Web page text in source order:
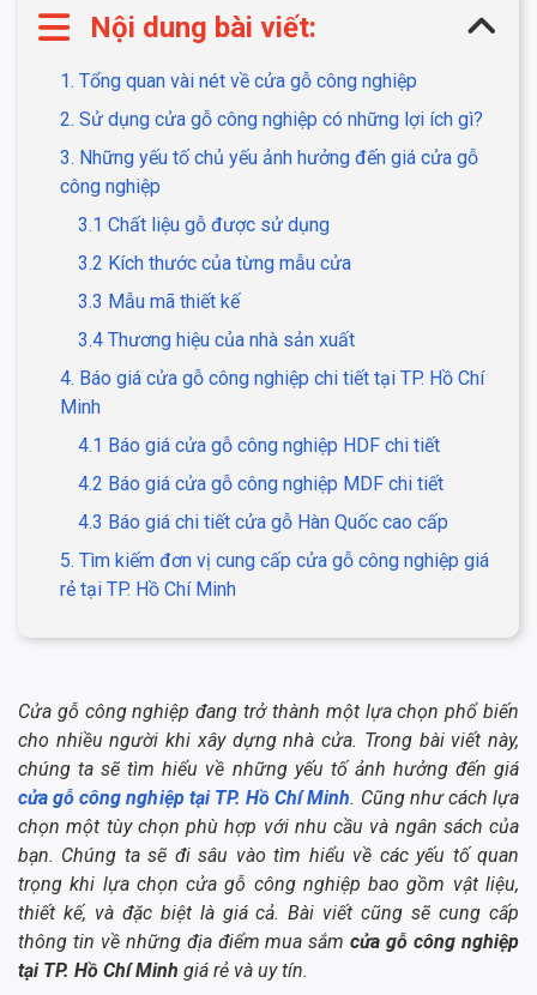
Nội dung bài viết:
1. Tổng quan vài nét về cửa gỗ công nghiệp
2. Sử dụng cửa gỗ công nghiệp có những lợi ích gì?
3. Những yếu tố chủ yếu ảnh hưởng đến giá cửa gỗ
công nghiệp
3.1 Chất liệu gỗ được sử dụng
3.2 Kích thước của từng mẫu cửa
3.3 Mẫu mã thiết kế
3.4 Thương hiệu của nhà sản xuất
4. Báo giá cửa gỗ công nghiệp chi tiết tại TP. Hồ Chí
Minh
4.1 Báo giá cửa gỗ công nghiệp HDF chi tiết
4.2 Báo giá cửa gỗ công nghiệp MDF chi tiết
4.3 Báo giá chi tiết cửa gỗ Hàn Quốc cao cấp
5. Tìm kiếm đơn vị cung cấp cửa gỗ công nghiệp giá
rẻ tại TP. Hồ Chí Minh
Cửa gỗ công nghiệp đang trở thành một lựa chọn phổ biến
cho nhiều người khi xây dựng nhà cửa. Trong bài viết này,
chúng ta sẽ tìm hiểu về những yếu tố ảnh hưởng đến giá
cửa gỗ công nghiệp tại TP. Hồ Chí Minh. Cũng như cách lựa
chọn một tùy chọn phù hợp với nhu cầu và ngân sách của
bạn. Chúng ta sẽ đi sâu vào tìm hiểu về các yếu tố quan
trọng khi lựa chọn cửa gỗ công nghiệp bao gồm vật liệu,
thiết kế, và đặc biệt là giá cả. Bài viết cũng sẽ cung cấp
thông tin về những địa điểm mua sắmcửa gỗ công nghiệp
tại TP. Hồ Chí Minh giá rẻ và uy tín.